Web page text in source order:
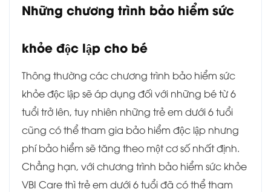
Những chương trình bảo hiểm sức
khỏe độc lập cho bé
Thông thường các chương trình bảo hiểm sức
khỏe độc lập sẽ áp dụng đối với những bé từ 6
tuổi trở lên, tuy nhiên những trẻ em dưới 6 tuổi
cũng có thể tham gia bảo hiểm độc lập nhưng
phí bảo hiểm sẽ tăng theo một cơ số nhất định.
Chẳng hạn, với chương trình bảo hiểm sức khỏe
VBI Care thì trẻ em dưới 6 tuổi đã có thể tham